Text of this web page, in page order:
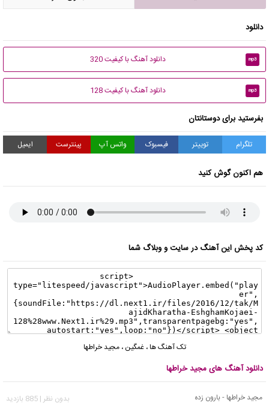
دانلود
mp3 دانلود آهنگ با کیفیت 320
mp3 دانلود آهنگ با کیفیت 128
بفرستید برای دوستانتان
تلگرام توییتر فیسبوک واتس آپ پینترست ایمیل
هم اکنون گوش کنید
کد پخش این آهنگ در سایت و وبلاگ شما
تک آهنگ ها،غمگین ،مجید خراطها
دانلود آهنگ های مجید خراطها
مجید خراطها - بارون زده
بدون نظر | 885 بازدید